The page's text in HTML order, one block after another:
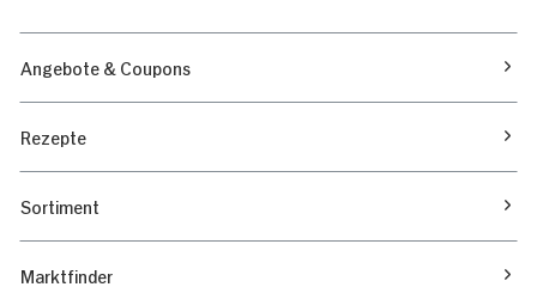
Angebote & Coupons
Rezepte
Sortiment
Marktfinder